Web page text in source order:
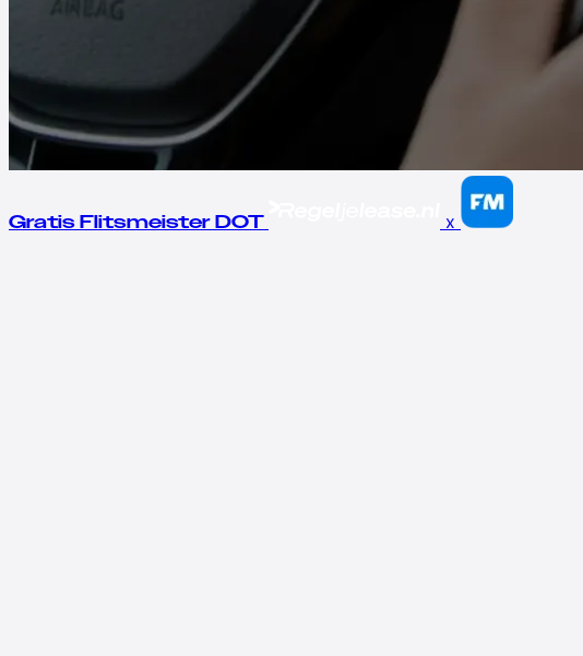
Gratis Flitsmeister DOT x